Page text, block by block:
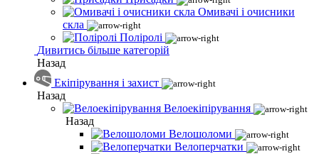
Омивачі і очисники
скла
Поліролі
Дивитись більше категорій
Назад
Екіпірування і захист
Назад
Велоекіпірування
Назад
Велошоломи
Велоперчатки